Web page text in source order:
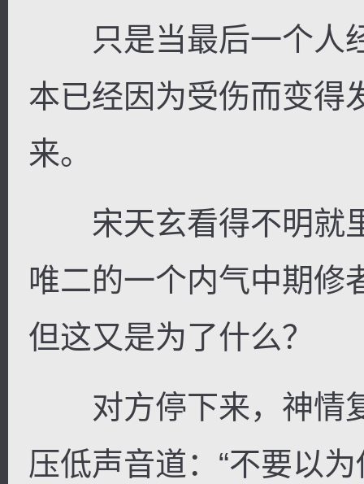
只是当最后一个人
本已经因为受伤而变得
来。
宋天玄看得不明就
唯二的一个内气中期修
但这又是为了什么？
对方停下来，神情
压低声音道：“不要以